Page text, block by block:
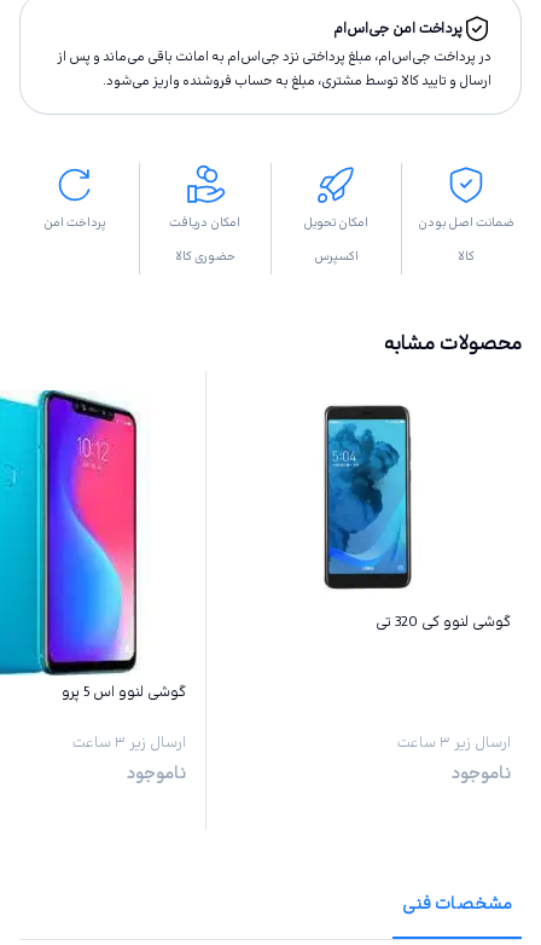
پرداخت امن جی‌اس‌ام
در پرداخت جی‌اس‌ام، مبلغ پرداختى نزد جی‌اس‌ام به امانت باقى مى‌ماند و پس از
ارسال و تاييد كالا توسط مشتری، مبلغ به حساب فروشنده واريز مى‌شود.
ضمانت اصل بودن
کالا
امکان تحویل
اکسپرس
امکان دریافت
حضوری کالا
پرداخت امن
محصولات مشابه
گوشی لنوو کی 320 تی
ارسال زیر ۳ ساعت
ناموجود
گوشی لنوو اس 5 پرو
ارسال زیر ۳ ساعت
ناموجود
مشخصات فنی